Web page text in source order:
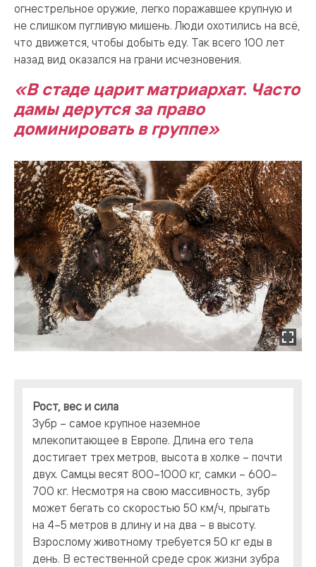
огнестрельное оружие, легко поражавшее крупную и
не слишком пугливую мишень. Люди охотились на всё,
что движется, чтобы добыть еду. Так всего 100 лет
назад вид оказался на грани исчезновения.
«В стаде царит матриархат. Часто
дамы дерутся за право
доминировать в группе»
Рост, вес и сила
Зубр – самое крупное наземное
млекопитающее в Европе. Длина его тела
достигает трех метров, высота в холке – почти
двух. Самцы весят 800–1000 кг, самки – 600–
700 кг. Несмотря на свою массивность, зубр
может бегать со скоростью 50 км/ч, прыгать
на 4–5 метров в длину и на два – в высоту.
Взрослому животному требуется 50 кг еды в
день. В естественной среде срок жизни зубра